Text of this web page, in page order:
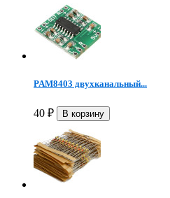
PAM8403 двухканальный...
40 ₽